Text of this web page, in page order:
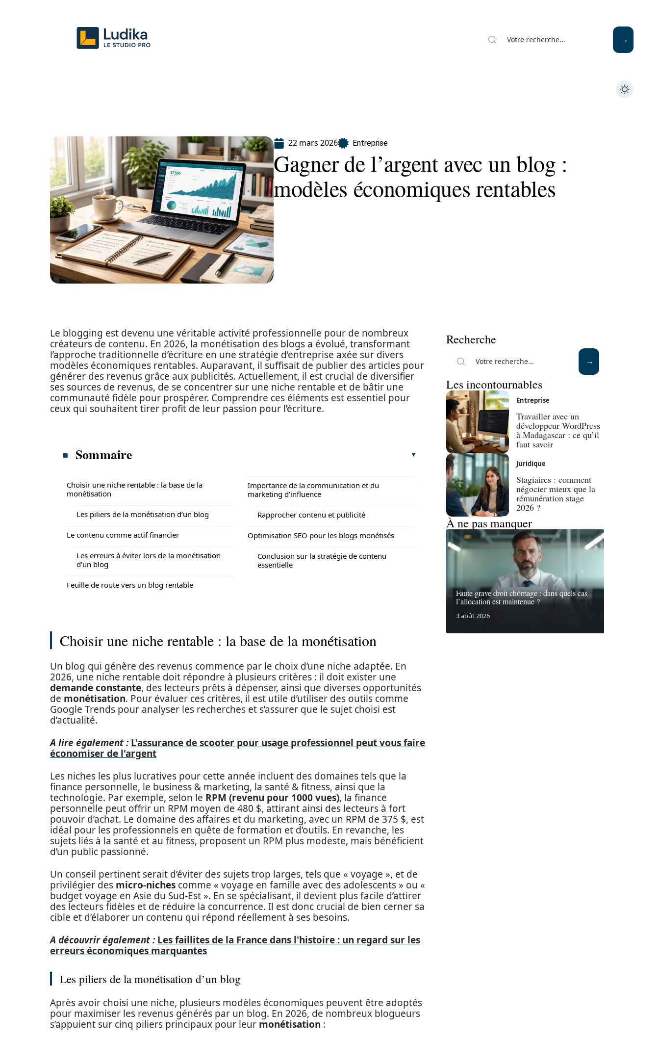
22 mars 2026 Entreprise
Gagner de l’argent avec un blog :
modèles économiques rentables
Le blogging est devenu une véritable activité professionnelle pour de nombreux
créateurs de contenu. En 2026, la monétisation des blogs a évolué, transformant
l’approche traditionnelle d’écriture en une stratégie d’entreprise axée sur divers
modèles économiques rentables. Auparavant, il suffisait de publier des articles pour
générer des revenus grâce aux publicités. Actuellement, il est crucial de diversifier
ses sources de revenus, de se concentrer sur une niche rentable et de bâtir une
communauté fidèle pour prospérer. Comprendre ces éléments est essentiel pour
ceux qui souhaitent tirer profit de leur passion pour l’écriture.
Sommaire
Choisir une niche rentable : la base de la
monétisation
Les piliers de la monétisation d’un blog
Le contenu comme actif financier
Les erreurs à éviter lors de la monétisation
d’un blog
Feuille de route vers un blog rentable
Importance de la communication et du
marketing d’influence
Rapprocher contenu et publicité
Optimisation SEO pour les blogs monétisés
Conclusion sur la stratégie de contenu
essentielle
Choisir une niche rentable : la base de la monétisation
Un blog qui génère des revenus commence par le choix d’une niche adaptée. En
2026, une niche rentable doit répondre à plusieurs critères : il doit exister une
demande constante, des lecteurs prêts à dépenser, ainsi que diverses opportunités
de monétisation. Pour évaluer ces critères, il est utile d’utiliser des outils comme
Google Trends pour analyser les recherches et s’assurer que le sujet choisi est
d’actualité.
A lire également : L'assurance de scooter pour usage professionnel peut vous faire
économiser de l'argent
Les niches les plus lucratives pour cette année incluent des domaines tels que la
finance personnelle, le business & marketing, la santé & fitness, ainsi que la
technologie. Par exemple, selon le RPM (revenu pour 1000 vues), la finance
personnelle peut offrir un RPM moyen de 480 $, attirant ainsi des lecteurs à fort
pouvoir d’achat. Le domaine des affaires et du marketing, avec un RPM de 375 $, est
idéal pour les professionnels en quête de formation et d’outils. En revanche, les
sujets liés à la santé et au fitness, proposent un RPM plus modeste, mais bénéficient
d’un public passionné.
Un conseil pertinent serait d’éviter des sujets trop larges, tels que « voyage », et de
privilégier des micro-niches comme « voyage en famille avec des adolescents » ou «
budget voyage en Asie du Sud-Est ». En se spécialisant, il devient plus facile d’attirer
des lecteurs fidèles et de réduire la concurrence. Il est donc crucial de bien cerner sa
cible et d’élaborer un contenu qui répond réellement à ses besoins.
A découvrir également : Les faillites de la France dans l'histoire : un regard sur les
erreurs économiques marquantes
Les piliers de la monétisation d’un blog
Après avoir choisi une niche, plusieurs modèles économiques peuvent être adoptés
pour maximiser les revenus générés par un blog. En 2026, de nombreux blogueurs
s’appuient sur cinq piliers principaux pour leur monétisation :
Recherche
Les incontournables
Entreprise
Travailler avec un
développeur WordPress
à Madagascar : ce qu’il
faut savoir
Juridique
Stagiaires : comment
négocier mieux que la
rémunération stage
2026 ?
À ne pas manquer
Faute grave droit chômage : dans quels cas
l’allocation est maintenue ?
3 août 2026